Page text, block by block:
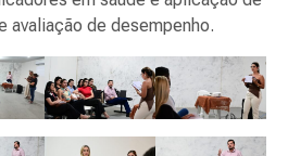
avaliação de desempenho.